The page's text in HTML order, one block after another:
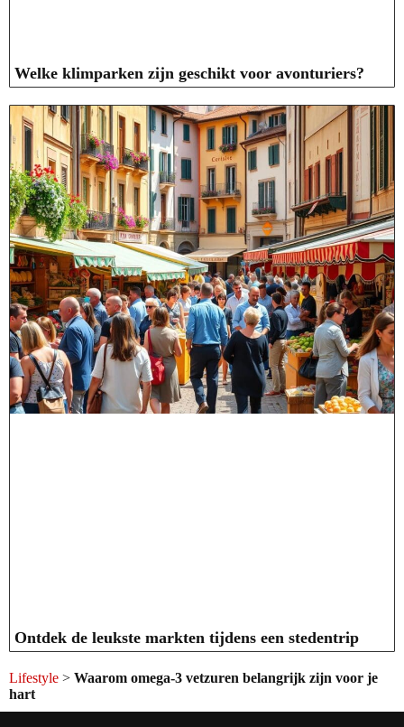
Welke klimparken zijn geschikt voor avonturiers?
Ontdek de leukste markten tijdens een stedentrip
Lifestyle > Waarom omega-3 vetzuren belangrijk zijn voor je
hart